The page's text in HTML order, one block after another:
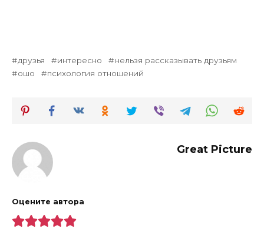
друзья интересно
нельзя рассказывать друзьям
ошо
психология отношений
Great Picture
Оцените автора